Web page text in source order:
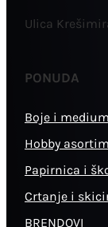
Ulica
PONUDA
Boje i
Hobby
Papirnica i
Crtanje i
BRENDOVI